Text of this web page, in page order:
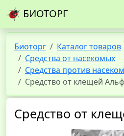
БИОТОРГ
Биоторг
Каталог товаров
Средства от насекомых
Средства против
Средство от клещей
Средство от